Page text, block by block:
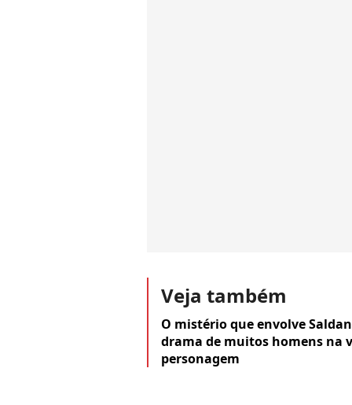
Veja também
O mistério que envolve
drama de muitos homens na
personagem